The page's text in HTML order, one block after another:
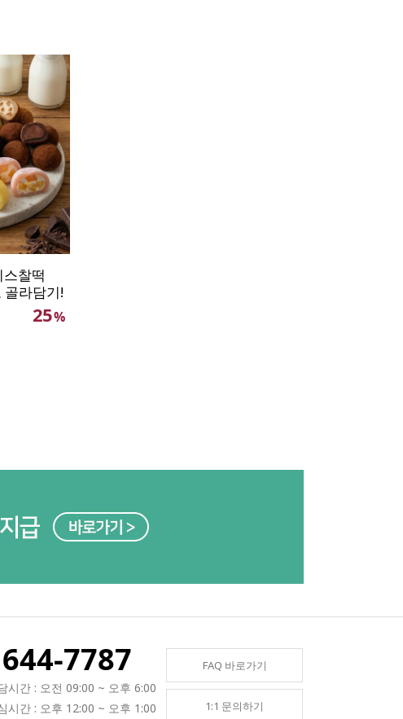
찰떡
라담기!
25%
7787
시간 : 오전 09:00 ~ 오후 6:00
시간 : 오후 12:00 ~ 오후 1:00
FAQ 바로가기
1:1 문의하기